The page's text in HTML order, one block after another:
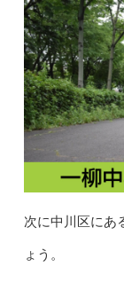
次に中川区にあ
ょう。